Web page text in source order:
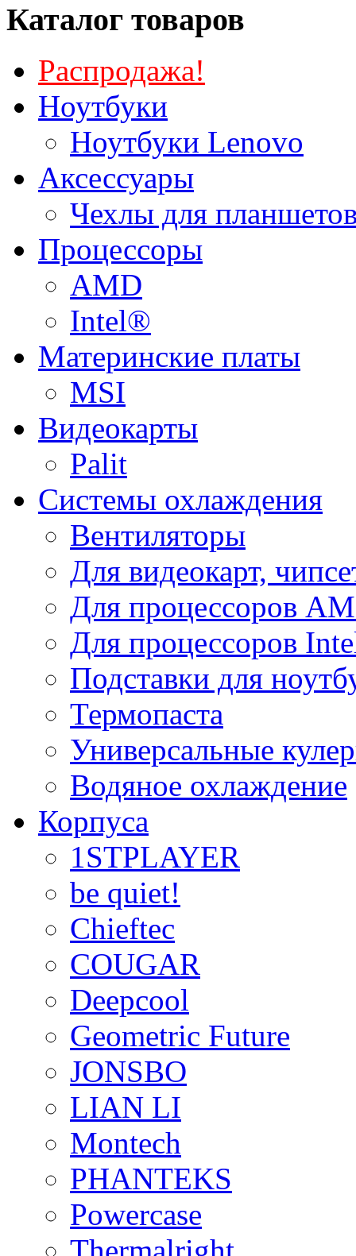
Каталог товаров
Распродажа!
Ноутбуки
Ноутбуки Lenovo
Аксессуары
Чехлы для
Процессоры
AMD
Intel®
Материнские платы
MSI
Видеокарты
Palit
Системы охлаждения
Вентиляторы
Для видеокарт,
Для процессоров
Для процессоров
Подставки для
Термопаста
Универсальные
Водяное охлаждение
Корпуса
1STPLAYER
be quiet!
Chieftec
COUGAR
Deepcool
Geometric Future
JONSBO
LIAN LI
Montech
PHANTEKS
Powercase